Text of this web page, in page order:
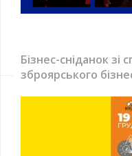
Бізнес-сніданок зі
зброярського